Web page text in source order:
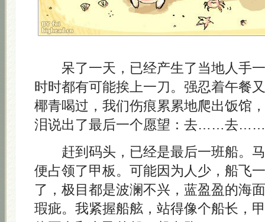
呆了一天，已经产生了当地人手一
时时都有可能挨上一刀。强忍着午餐
椰青喝过，我们伤痕累累地爬出饭馆
泪说出了最后一个愿望：去……去……
赶到码头，已经是最后一班船。马
便占领了甲板。可能因为人少，船飞
了，极目都是波澜不兴，蓝盈盈的海
瑕疵。我紧握船舷，站得像个船长，